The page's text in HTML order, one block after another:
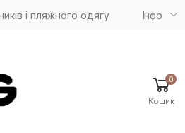
і пляжного одягу Iнфо
menu
0
Кошик